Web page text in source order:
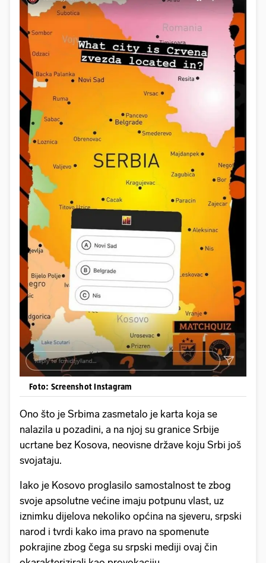
Foto: Screenshot Instagram
Ono što je Srbima zasmetalo je karta koja se
nalazila u pozadini, a na njoj su granice Srbije
ucrtane bez Kosova, neovisne države koju Srbi još
svojataju.
Iako je Kosovo proglasilo samostalnost te zbog
svoje apsolutne većine imaju potpunu vlast, uz
iznimku dijelova nekoliko općina na sjeveru, srpski
narod i tvrdi kako ima pravo na spomenute
pokrajine zbog čega su srpski mediji ovaj čin